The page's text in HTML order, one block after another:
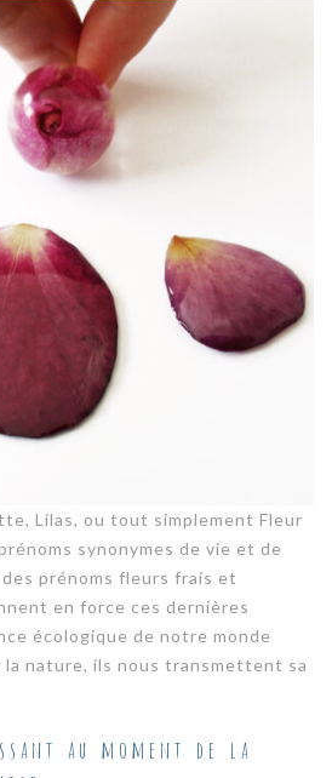
Lilas, ou tout simplement Fleur
synonymes de vie et de
prénoms fleurs frais et
en force ces dernières
écologique de notre monde
nature, ils nous transmettent sa
au moment de la